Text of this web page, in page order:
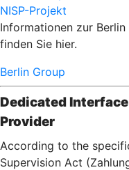
NISP-Projekt
Informationen zur
finden Sie hier.
Berlin Group
Dedicated
Provider
According to the
Supervision Act